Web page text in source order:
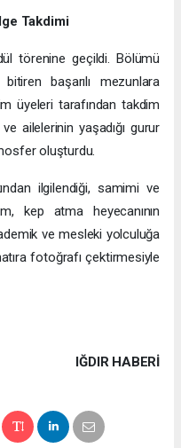
Takdimi
törenine geçildi. Bölümü
başarılı mezunlara
üyeleri tarafından takdim
ailelerinin yaşadığı gurur
oluşturdu.
ilgilendiği, samimi ve
kep atma heyecanının
ve mesleki yolculuğa
fotoğrafı çektirmesiyle
IĞDIR HABERİ